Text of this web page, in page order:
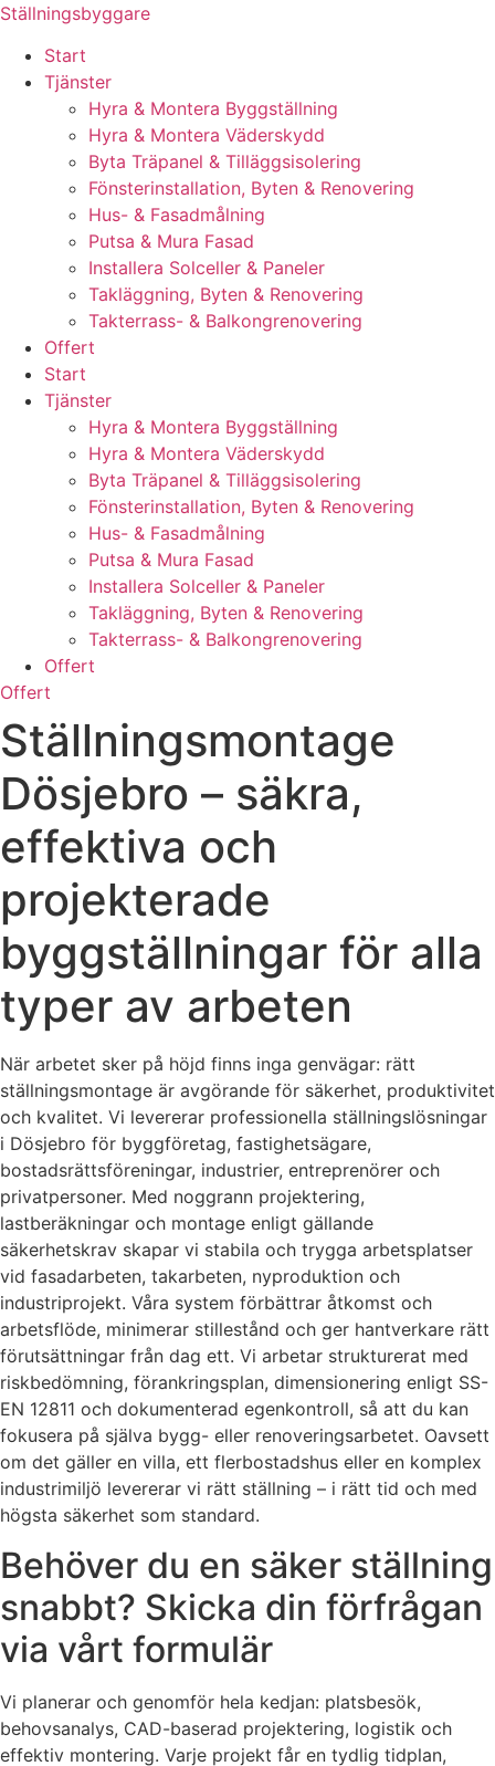
Skip
content
Ställningsbyggare
Start
Tjänster
Hyra & Montera Byggställning
Hyra & Montera Väderskydd
Byta Träpanel & Tilläggsisolering
Fönsterinstallation, Byten & Renovering
Hus- & Fasadmålning
Putsa & Mura Fasad
Installera Solceller & Paneler
Takläggning, Byten & Renovering
Takterrass- & Balkongrenovering
Offert
Start
Tjänster
Hyra & Montera Byggställning
Hyra & Montera Väderskydd
Byta Träpanel & Tilläggsisolering
Fönsterinstallation, Byten & Renovering
Hus- & Fasadmålning
Putsa & Mura Fasad
Installera Solceller & Paneler
Takläggning, Byten & Renovering
Takterrass- & Balkongrenovering
Offert
Offert
Ställningsmontage
Dösjebro – säkra,
effektiva och
projekterade
byggställningar för alla
typer av arbeten
När arbetet sker på höjd finns inga genvägar: rätt
ställningsmontage är avgörande för säkerhet, produktivitet
och kvalitet. Vi levererar professionella ställningslösningar
i Dösjebro för byggföretag, fastighetsägare,
bostadsrättsföreningar, industrier, entreprenörer och
privatpersoner. Med noggrann projektering,
lastberäkningar och montage enligt gällande
säkerhetskrav skapar vi stabila och trygga arbetsplatser
vid fasadarbeten, takarbeten, nyproduktion och
industriprojekt. Våra system förbättrar åtkomst och
arbetsflöde, minimerar stillestånd och ger hantverkare rätt
förutsättningar från dag ett. Vi arbetar strukturerat med
riskbedömning, förankringsplan, dimensionering enligt SS-
EN 12811 och dokumenterad egenkontroll, så att du kan
fokusera på själva bygg- eller renoveringsarbetet. Oavsett
om det gäller en villa, ett flerbostadshus eller en komplex
industrimiljö levererar vi rätt ställning – i rätt tid och med
högsta säkerhet som standard.
Behöver du en säker ställning
snabbt? Skicka din förfrågan
via vårt formulär
Vi planerar och genomför hela kedjan: platsbesök,
behovsanalys, CAD-baserad projektering, logistik och
effektiv montering. Varje projekt får en tydlig tidplan,